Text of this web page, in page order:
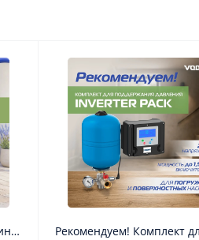
НОВИНКА! Винтовые скважинные насосы серии 3SV от VODOS